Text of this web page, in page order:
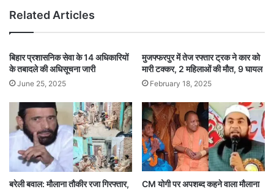
Related Articles
बिहार प्रशासनिक सेवा के 14 अधिकारियों
के तबादले की अधिसूचना जारी
June 25, 2025
मुजफ्फरपुर में तेज रफ्तार ट्रक ने कार को
मारी टक्कर, 2 महिलाओं की मौत, 9 घायल
February 18, 2025
बरेली बवाल: मौलाना तौकीर रजा गिरफ्तार,
CM योगी पर अपशब्द कहने वाला मौलाना